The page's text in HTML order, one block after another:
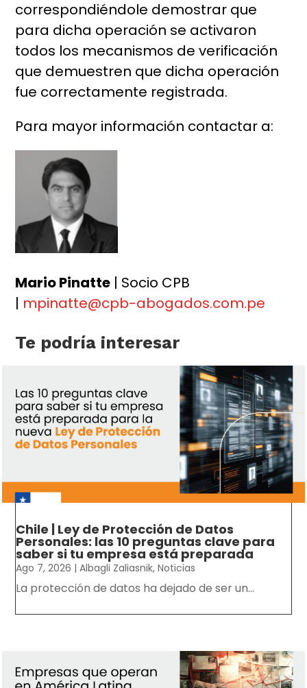
correspondiéndole demostrar que
para dicha operación se activaron
todos los mecanismos de verificación
que demuestren que dicha operación
fue correctamente registrada.
Para mayor información contactar a:
Mario Pinatte | Socio CPB
| mpinatte@cpb-abogados.com.pe
Te podría interesar
Chile | Ley de Protección de Datos
Personales: las 10 preguntas clave para
saber si tu empresa está preparada
Ago 7, 2026 |Albagli Zaliasnik,Noticias
La protección de datos ha dejado de ser un...